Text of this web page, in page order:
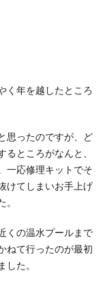
く年を越したところ
思ったのですが、ど
ところがなんと、
一応修理キットでそ
けてしまいお手上げ
くの温水プールまで
ねて行ったのが最初
た。